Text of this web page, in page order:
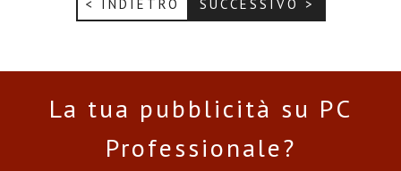
< INDIETRO SUCCESSIVO >
La tua pubblicità su PC
Professionale?